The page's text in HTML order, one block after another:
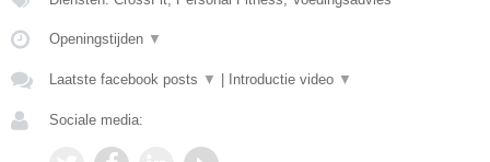
Openingstijden ▼
Laatste facebook posts ▼ Introductie video ▼
Sociale media: